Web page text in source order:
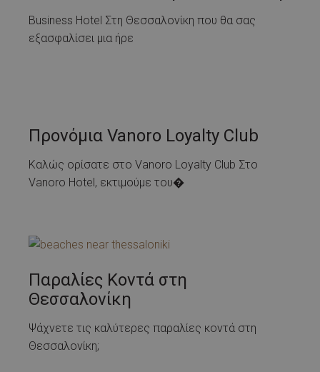
Business Hotel Στη Θεσσαλονίκη που θα σας
εξασφαλίσει μια ήρε
Προνόμια Vanoro Loyalty Club
Καλώς ορίσατε στο Vanoro Loyalty Club Στο
Vanoro Hotel, εκτιμούμε του�
Παραλίες Κοντά στη
Θεσσαλονίκη
Ψάχνετε τις καλύτερες παραλίες κοντά στη
Θεσσαλονίκη;